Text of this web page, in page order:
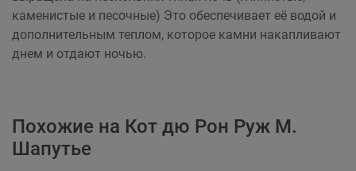
каменистые и песочные) Это обеспечивает её водой и
дополнительным теплом, которое камни накапливают
днем и отдают ночью.
Похожие на Кот дю Рон Руж М.
Шапутье